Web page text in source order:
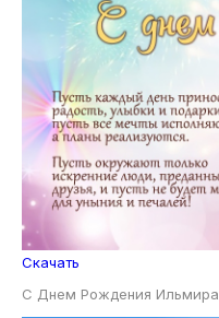
Скачать
С Днем Рождения Ильмира